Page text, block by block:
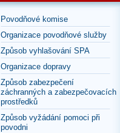
Povodňové komise
Organizace povodňové služby
Způsob vyhlašování SPA
Organizace dopravy
Způsob zabezpečení
záchranných a zabezpečovacích
prostředků
Způsob vyžádání pomoci při
povodni